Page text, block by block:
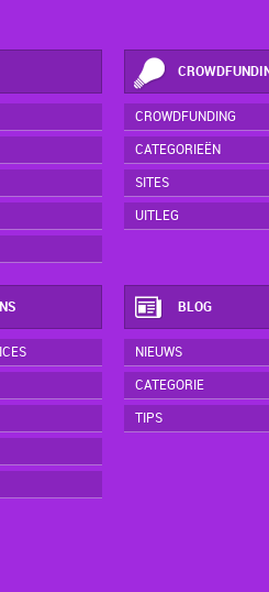
CROWDFUNDING
CATEGORIEËN
SITES
UITLEG
BLOG
NIEUWS
CATEGORIE
TIPS